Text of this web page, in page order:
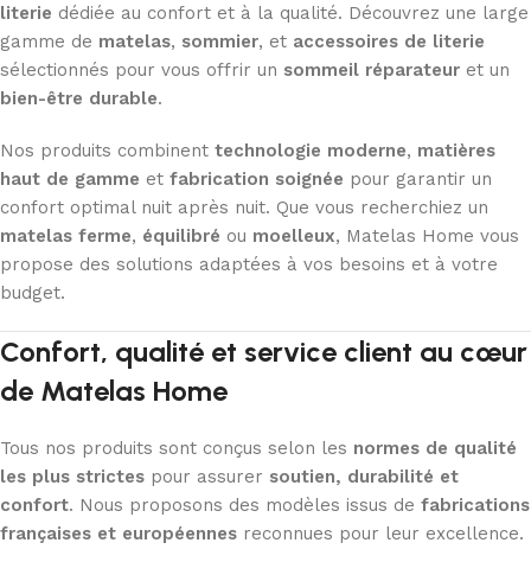
literie dédiée au confort et à la qualité. Découvrez une large
gamme de matelas, sommier, et accessoires de literie
sélectionnés pour vous offrir un sommeil réparateur et un
bien-être durable.
Nos produits combinent technologie moderne, matières
haut de gamme et fabrication soignée pour garantir un
confort optimal nuit après nuit. Que vous recherchiez un
matelas ferme, équilibré ou moelleux, Matelas Home vous
propose des solutions adaptées à vos besoins et à votre
budget.
Confort, qualité et service client au cœur
de Matelas Home
Tous nos produits sont conçus selon les normes de qualité
les plus strictes pour assurer soutien, durabilité et
confort. Nous proposons des modèles issus de fabrications
françaises et européennes reconnues pour leur excellence.